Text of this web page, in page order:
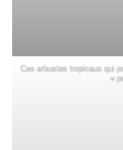
Ces arbustes tropicaux qui
«